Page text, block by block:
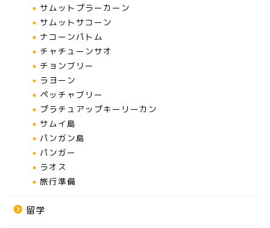
サムットプラーカーン
サムットサコーン
ナコーンパトム
チャチューンサオ
チョンブリー
ラヨーン
ペッチャブリー
プラチュアップキーリーカン
サムイ島
パンガン島
パンガー
ラオス
旅行準備
留学